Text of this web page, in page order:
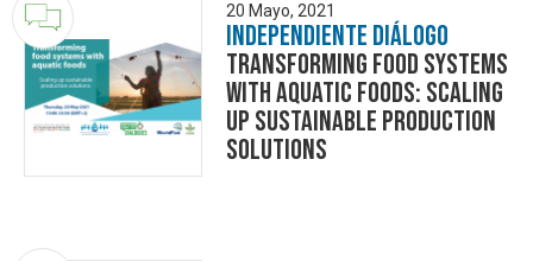
20 Mayo, 2021
Independiente Diálogo
Transforming food systems
with aquatic foods: scaling
up sustainable production
solutions